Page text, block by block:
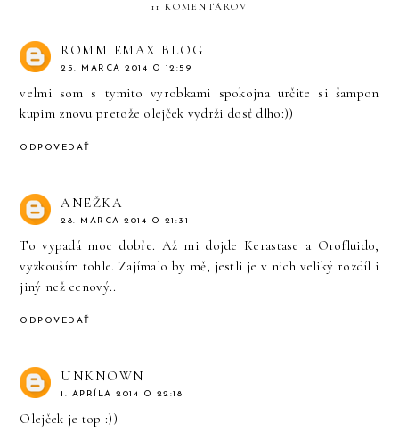
11 KOMENTÁROV
ROMMIEMAX BLOG
25. MARCA 2014 O 12:59
velmi som s tymito vyrobkami spokojna určite si šampon
kupim znovu pretože olejček vydrži dosť dlho:))
ODPOVEDAŤ
ANEŽKA
28. MARCA 2014 O 21:31
To vypadá moc dobře. Až mi dojde Kerastase a Orofluido,
vyzkouším tohle. Zajímalo by mě, jestli je v nich veliký rozdíl i
jiný než cenový..
ODPOVEDAŤ
UNKNOWN
1. APRÍLA 2014 O 22:18
Olejček je top :))